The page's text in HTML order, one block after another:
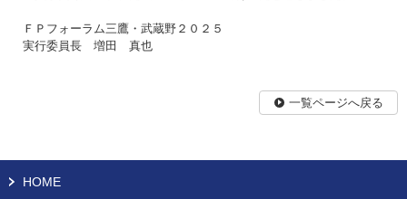
ＦＰフォーラム三鷹・武蔵野２０２５
実行委員長 増田 真也
一覧ページへ戻る
HOME